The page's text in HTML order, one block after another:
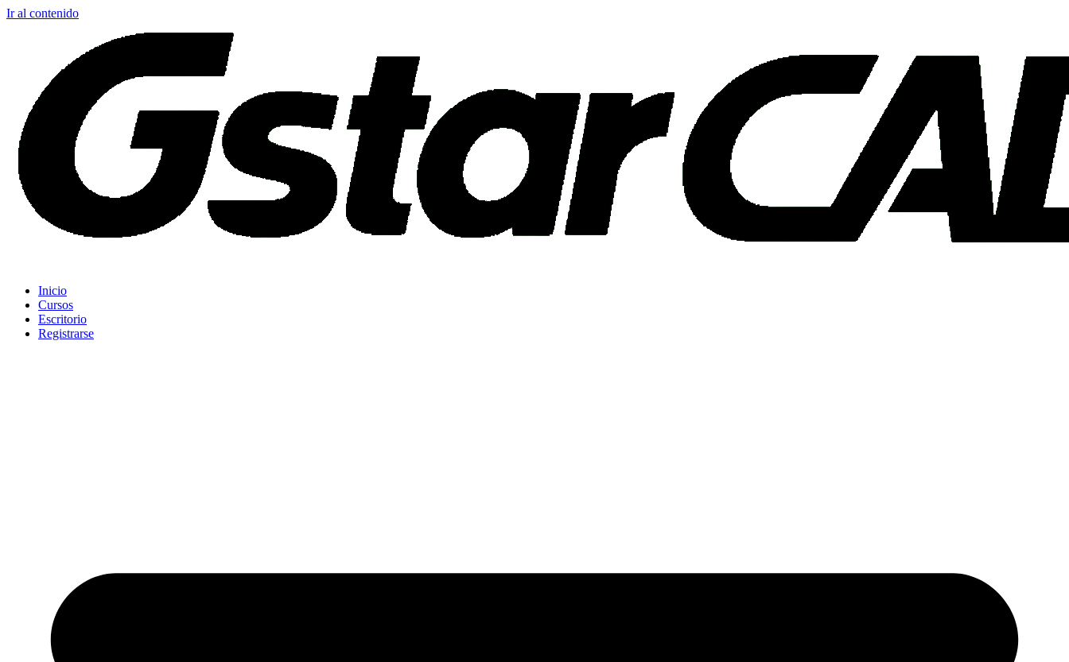
Ir al contenido
Inicio
Cursos
Escritorio
Registrarse